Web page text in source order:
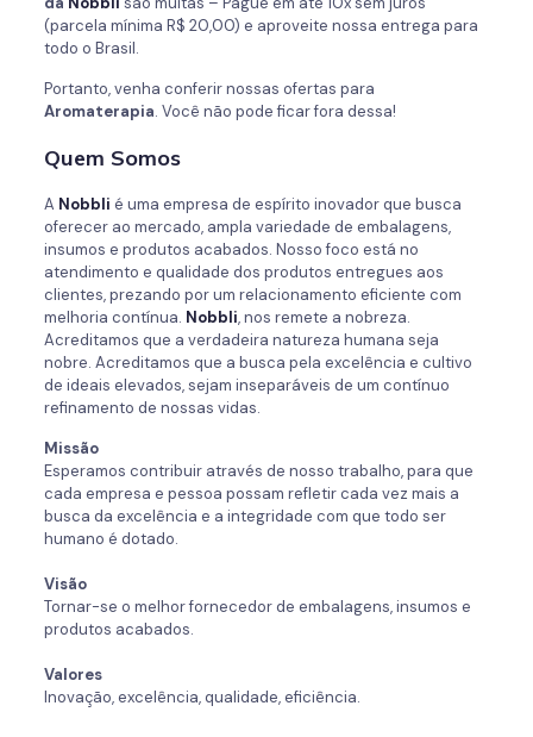
(parcela mínima R$ 20,00) e aproveite nossa entrega para
todo o Brasil.
Portanto, venha conferir nossas ofertas para
Aromaterapia. Você não pode ficar fora dessa!
Quem Somos
A Nobbli é uma empresa de espírito inovador que busca
oferecer ao mercado, ampla variedade de embalagens,
insumos e produtos acabados. Nosso foco está no
atendimento e qualidade dos produtos entregues aos
clientes, prezando por um relacionamento eficiente com
melhoria contínua. Nobbli, nos remete a nobreza.
Acreditamos que a verdadeira natureza humana seja
nobre. Acreditamos que a busca pela excelência e cultivo
de ideais elevados, sejam inseparáveis de um contínuo
refinamento de nossas vidas.
Missão
Esperamos contribuir através de nosso trabalho, para que
cada empresa e pessoa possam refletir cada vez mais a
busca da excelência e a integridade com que todo ser
humano é dotado.
Visão
Tornar-se o melhor fornecedor de embalagens, insumos e
produtos acabados.
Valores
Inovação, excelência, qualidade, eficiência.